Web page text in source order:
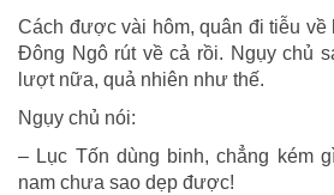
Cách được vài hôm, quân đi tiễu về
Đông Ngô rút về cả rồi. Ngụy chủ
lượt nữa, quả nhiên như thế.
Ngụy chủ nói:
– Lục Tốn dùng binh, chẳng kém
nam chưa sao dẹp được!